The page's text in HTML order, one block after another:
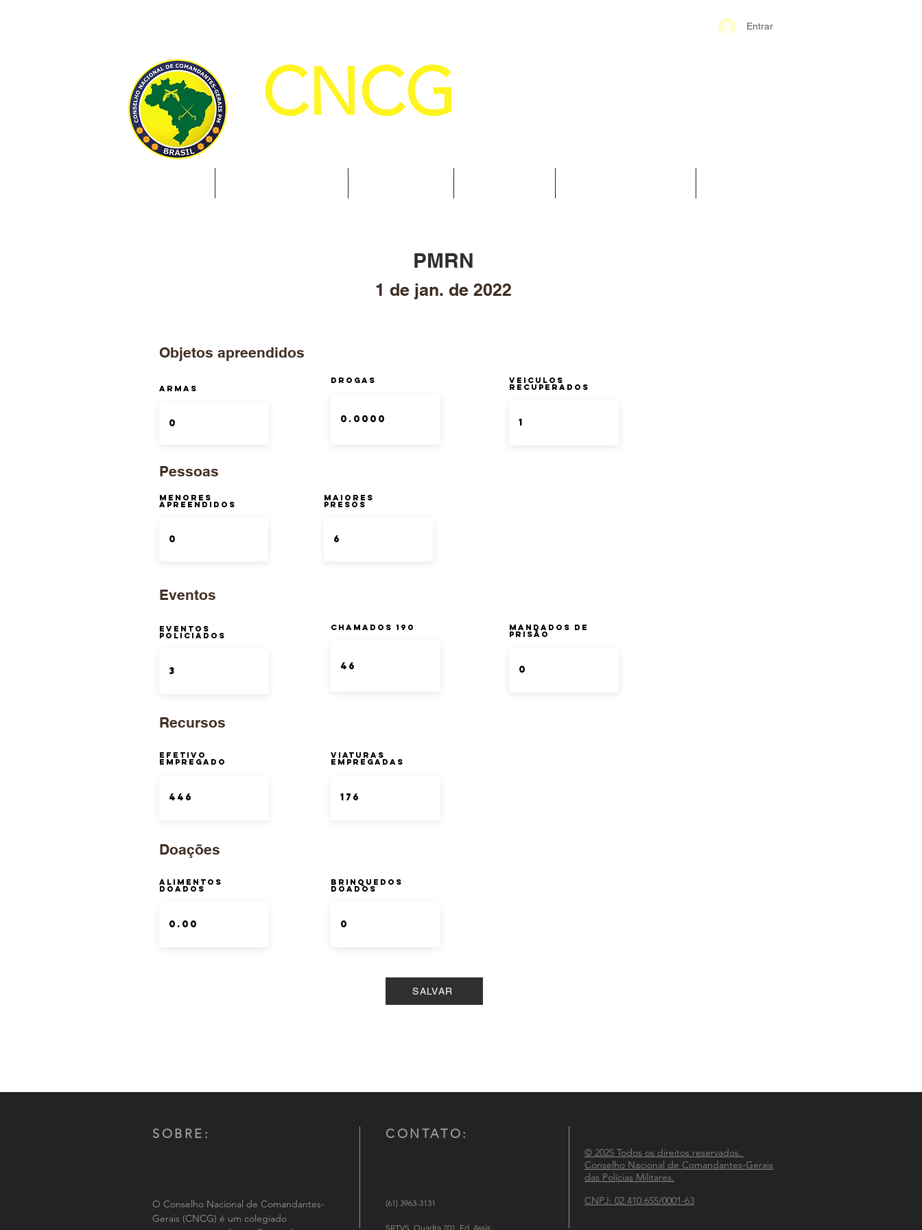
Entrar
CNCG
PMRN
1 de jan. de 2022
Objetos apreendidos
ARMAS
DROGAS Veiculos
Recuperados
Pessoas
Menores
Apreendidos
Maiores
Presos
Eventos
Eventos
Policiados
Chamados 190 Mandados de
Prisão
Recursos
Efetivo
Empregado
Viaturas
Empregadas
Doações
Alimentos
Doados
Brinquedos
doados
SALVAR
SOBRE:
O Conselho Nacional de Comandantes-
Gerais (CNCG) é um colegiado
CONTATO:
(61) 3963-3131
SRTVS, Quadra 701, Ed. Assis
© 2025 Todos os direitos reservados.
Conselho Nacional de Comandantes-Gerais
das Polícias Militares.
CNPJ: 02.410.655/0001-63